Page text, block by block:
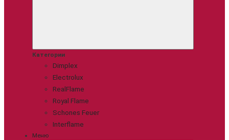
Категории
Dimplex
Electrolux
RealFlame
Royal Flame
Schones Feuer
Interflame
Меню